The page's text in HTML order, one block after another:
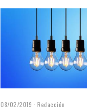
08/02/2019 Redacción